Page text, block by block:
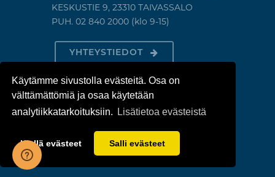
Käytämme sivustolla evästeitä. Osa on
välttämättömiä ja osaa käytetään
analytiikkatarkoituksiin.
Lisätietoa evästeistä
Kiellä evästeet Salli evästeet
KESKUSTIE 9, 23310 TAIVASSALO
PUH. 02 840 2000 (klo 9-15)
YHTEYSTIEDOT